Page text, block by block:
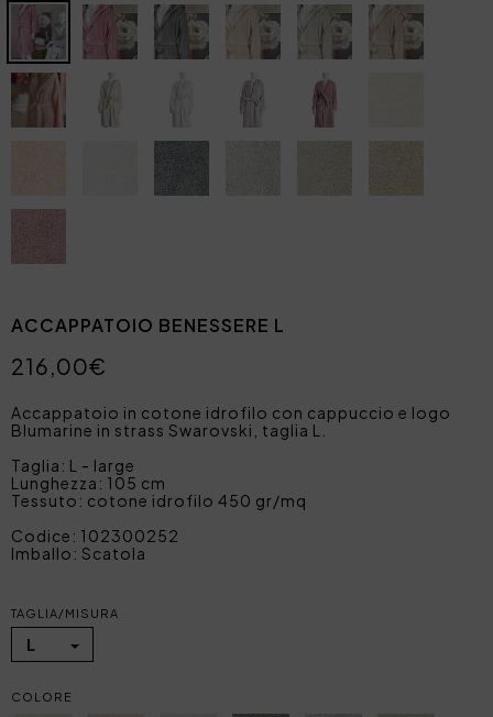
ACCAPPATOIO BENESSERE L
216,00€
Accappatoio in cotone idrofilo con cappuccio e logo
Blumarine in strass Swarovski, taglia L.
Taglia: L - large
Lunghezza: 105 cm
Tessuto: cotone idrofilo 450 gr/mq
Codice: 102300252
Imballo: Scatola
TAGLIA/MISURA
L
COLORE